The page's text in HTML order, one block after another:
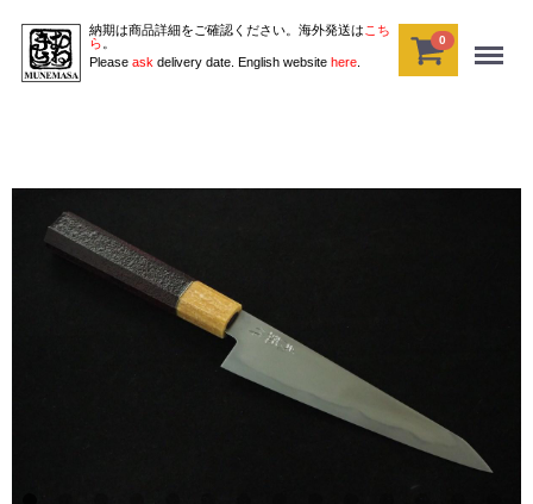
納期は商品詳細をご確認ください。海外発送は こち
ら 。
Please ask delivery date. English website here
0 Menu